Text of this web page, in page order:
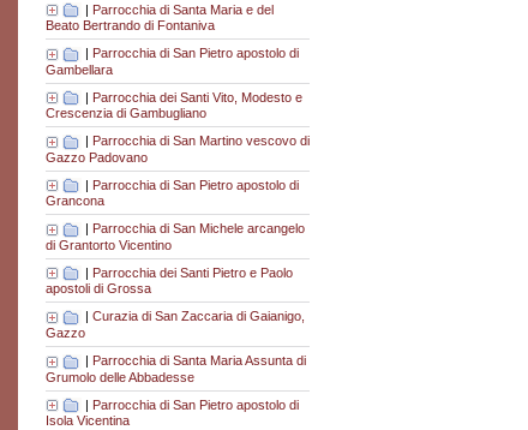
| Parrocchia di Santa Maria e del
Beato Bertrando di Fontaniva
| Parrocchia di San Pietro apostolo di
Gambellara
| Parrocchia dei Santi Vito, Modesto e
Crescenzia di Gambugliano
Parrocchia di San Martino vescovo di
Gazzo Padovano
| Parrocchia di San Pietro apostolo di
Grancona
Parrocchia di San Michele arcangelo
di Grantorto Vicentino
| Parrocchia dei Santi Pietro e Paolo
apostoli di Grossa
Curazia di San Zaccaria di Gaianigo,
Gazzo
| Parrocchia di Santa Maria Assunta di
Grumolo delle Abbadesse
| Parrocchia di San Pietro apostolo di
Isola Vicentina